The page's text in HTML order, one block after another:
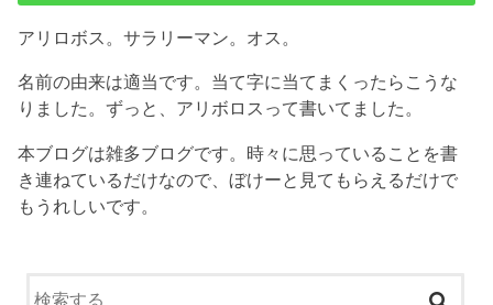
アリロボス。サラリーマン。オス。
名前の由来は適当です。当て字に当てまくったらこうな
りました。ずっと、アリボロスって書いてました。
本ブログは雑多ブログです。時々に思っていることを書
き連ねているだけなので、ぼけーと見てもらえるだけで
もうれしいです。